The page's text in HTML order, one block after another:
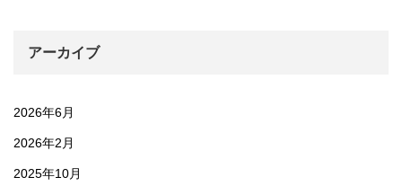
アーカイブ
2026年6月
2026年2月
2025年10月